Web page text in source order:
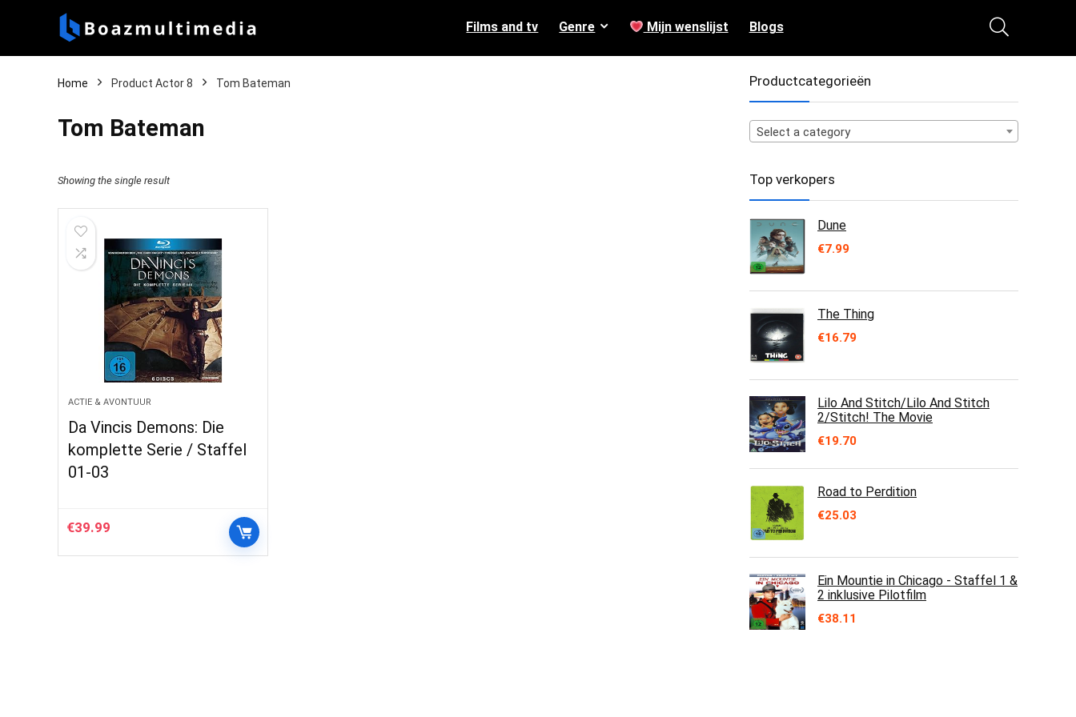
Films and tv Genre Mijn wenslijst Blogs
Home Product Actor 8 Tom Bateman
Tom Bateman
Showing the single result
ACTIE & AVONTUUR
Da Vincis Demons: Die
komplette Serie / Staffel
01-03
€39.99
Productcategorieën
Select a category
Top verkopers
Dune
€7.99
The Thing
€16.79
Lilo And Stitch/Lilo And Stitch
2/Stitch! The Movie
€19.70
Road to Perdition
€25.03
Ein Mountie in Chicago - Staffel 1 &
2 inklusive Pilotfilm
€38.11